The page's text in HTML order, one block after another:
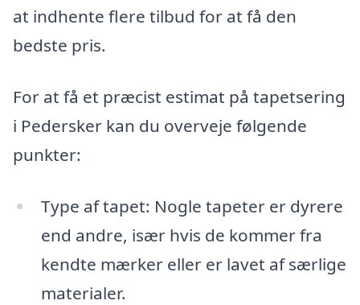
at indhente flere tilbud for at få den
bedste pris.
For at få et præcist estimat på tapetsering
i Pedersker kan du overveje følgende
punkter:
Type af tapet: Nogle tapeter er dyrere
end andre, især hvis de kommer fra
kendte mærker eller er lavet af særlige
materialer.